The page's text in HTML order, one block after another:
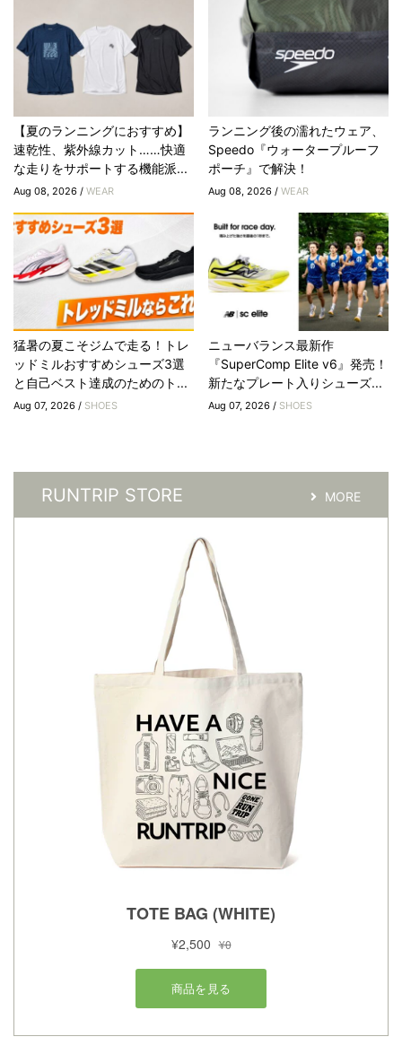
【夏のランニングにおすすめ】
速乾性、紫外線カット……快適
な走りをサポートする機能派...
Aug 08, 2026 / WEAR
ランニング後の濡れたウェア、
Speedo『ウォータープルーフ
ポーチ』で解決！
Aug 08, 2026 /WEAR
猛暑の夏こそジムで走る！トレ
ッドミルおすすめシューズ3選
と自己ベスト達成のためのト...
Aug 07, 2026 / SHOES
ニューバランス最新作
『SuperComp Elite v6』発売！
新たなプレート入りシューズ...
Aug 07, 2026 / SHOES
RUNTRIP STORE MORE